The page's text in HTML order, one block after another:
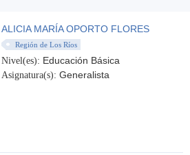
ALICIA MARÍA OPORTO FLORES
Región de Los Ríos
Nivel(es): Educación Básica
Asignatura(s): Generalista